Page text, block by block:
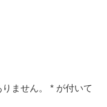
ません。 * が付いて